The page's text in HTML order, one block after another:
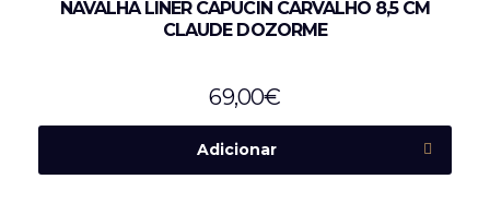
NAVALHA LINER CAPUCIN CARVALHO 8,5 CM
CLAUDE DOZORME
69,00€
Adicionar